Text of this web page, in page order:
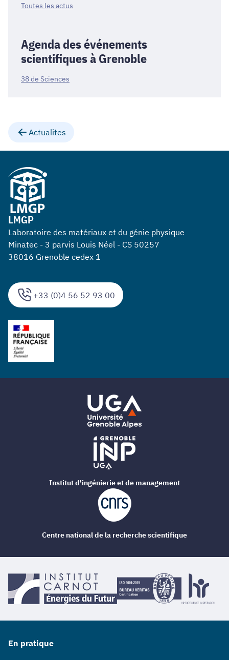
Toutes les actus
Agenda des événements
scientifiques à Grenoble
38 de Sciences
Actualites
+33 (0)4 56 52 93 00
LMGP
Laboratoire des matériaux et du génie physique
Minatec - 3 parvis Louis Néel - CS 50257
38016 Grenoble cedex 1
En pratique
Institut d'ingénierie et de management
Centre national de la recherche scientifique